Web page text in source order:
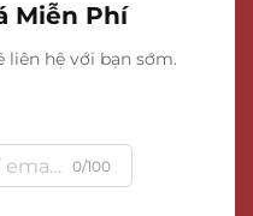
Miễn Phí
hệ với bạn sớm.
0/100